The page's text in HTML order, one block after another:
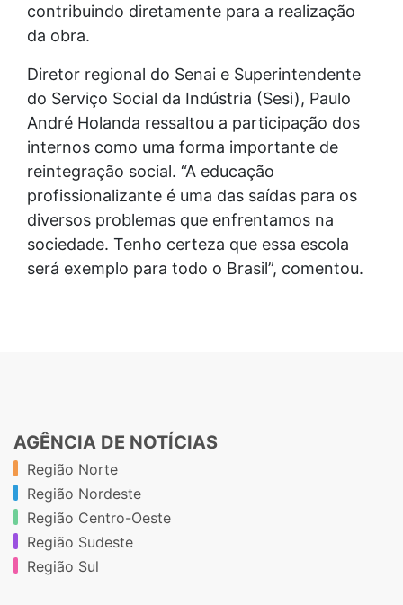
contribuindo diretamente para a realização
da obra.
Diretor regional do Senai e Superintendente
do Serviço Social da Indústria (Sesi), Paulo
André Holanda ressaltou a participação dos
internos como uma forma importante de
reintegração social. “A educação
profissionalizante é uma das saídas para os
diversos problemas que enfrentamos na
sociedade. Tenho certeza que essa escola
será exemplo para todo o Brasil”, comentou.
AGÊNCIA DE NOTÍCIAS
Região Norte
Região Nordeste
Região Centro-Oeste
Região Sudeste
Região Sul